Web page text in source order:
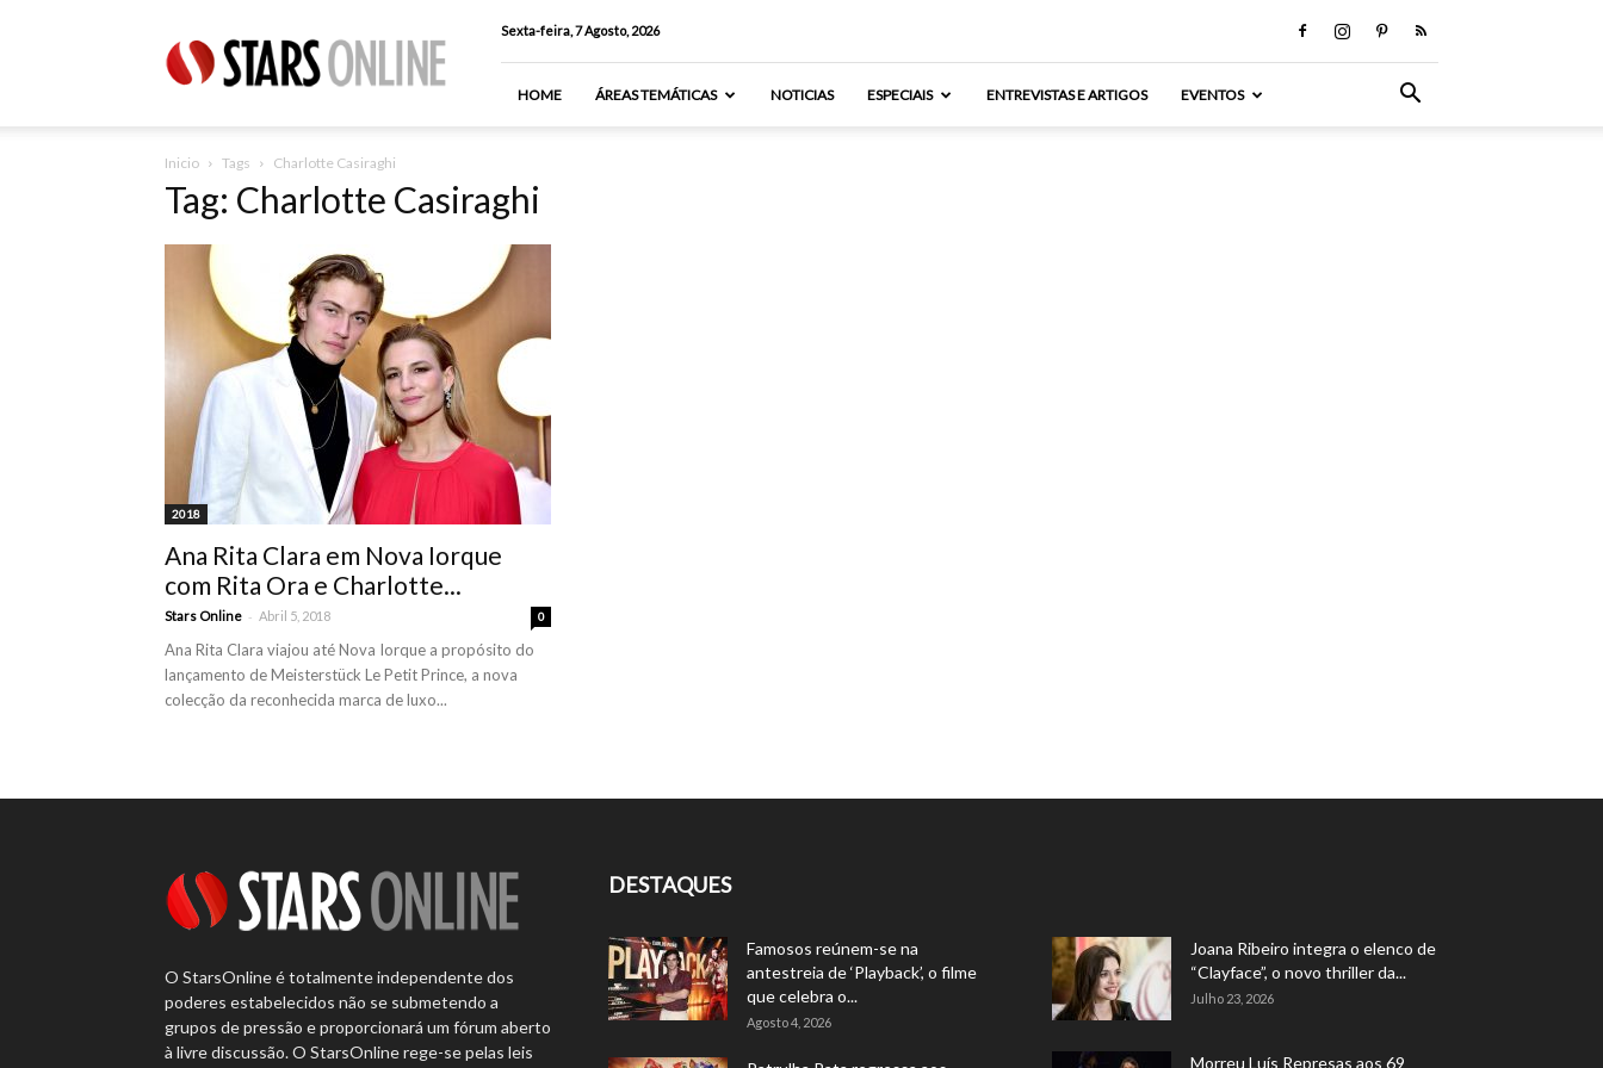
Online
Sexta-feira, 7 Agosto, 2026
HOME ÁREAS TEMÁTICAS NOTICIAS ESPECIAIS ENTREVISTAS E ARTIGOS EVENTOS
Inicio Tags Charlotte Casiraghi
Tag: Charlotte Casiraghi
2018
Ana Rita Clara em Nova Iorque
com Rita Ora e Charlotte...
Stars Online - Abril 5, 2018 0
Ana Rita Clara viajou até Nova Iorque a propósito do
lançamento de Meisterstück Le Petit Prince, a nova
colecção da reconhecida marca de luxo...
O StarsOnline é totalmente independente dos
poderes estabelecidos não se submetendo a
grupos de pressão e proporcionará um fórum aberto
à livre discussão. O StarsOnline rege-se pelas leis
DESTAQUES
Famosos reúnem-se na
antestreia de ‘Playback’, o filme
que celebra o...
Agosto 4, 2026
Joana Ribeiro integra o elenco de
“Clayface”, o novo thriller da...
Julho 23, 2026
Morreu Luís Represas aos 69